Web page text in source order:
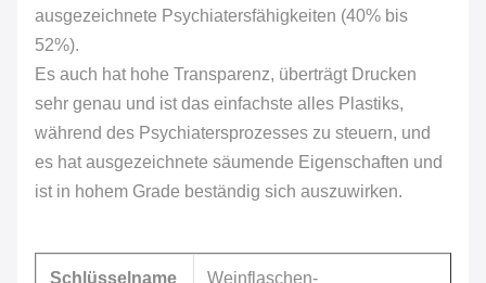
ausgezeichnete Psychiatersfähigkeiten (40% bis
52%).
Es auch hat hohe Transparenz, überträgt Drucken
sehr genau und ist das einfachste alles Plastiks,
während des Psychiatersprozesses zu steuern, und
es hat ausgezeichnete säumende Eigenschaften und
ist in hohem Grade beständig sich auszuwirken.
Schlüsselname
Weinflaschen-